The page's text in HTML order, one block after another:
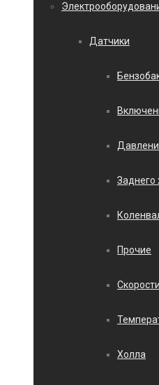
Датчики
Заднего
Прочие
Скорости
Холла